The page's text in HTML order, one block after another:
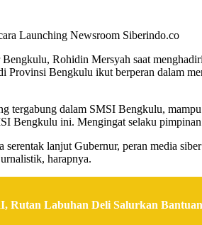
Rohidin Mersyah saat
Provinsi Bengkulu ikut berperan dalam
tergabung dalam SMSI Bengkulu,
Bengkulu ini. Mengingat selaku
lanjut Gubernur, peran media
harapnya.
Rutan Labuhan Deli Salurkan